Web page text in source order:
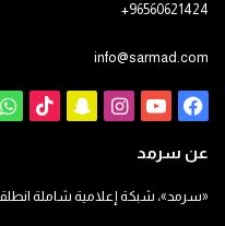
+96560621424
info@sarmad.com
فيسبوكيوتيوبانستقرام
سناب
عن سرمد
«سرمد»، شبكة إعلامية شاملة انطلقت من